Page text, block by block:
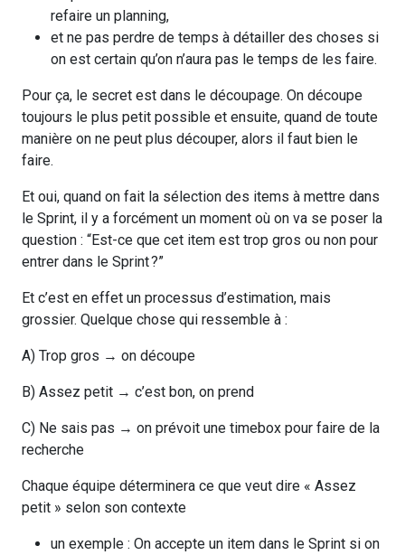
refaire un planning,
et ne pas perdre de temps à détailler des choses si
on est certain qu’on n’aura pas le temps de les faire.
Pour ça, le secret est dans le découpage. On découpe
toujours le plus petit possible et ensuite, quand de toute
manière on ne peut plus découper, alors il faut bien le
faire.
Et oui, quand on fait la sélection des items à mettre dans
le Sprint, il y a forcément un moment où on va se poser la
question : “Est-ce que cet item est trop gros ou non pour
entrer dans le Sprint ?”
Et c’est en effet un processus d’estimation, mais
grossier. Quelque chose qui ressemble à :
A) Trop gros → on découpe
B) Assez petit → c’est bon, on prend
C) Ne sais pas → on prévoit une timebox pour faire de la
recherche
Chaque équipe déterminera ce que veut dire « Assez
petit » selon son contexte
un exemple : On accepte un item dans le Sprint si on